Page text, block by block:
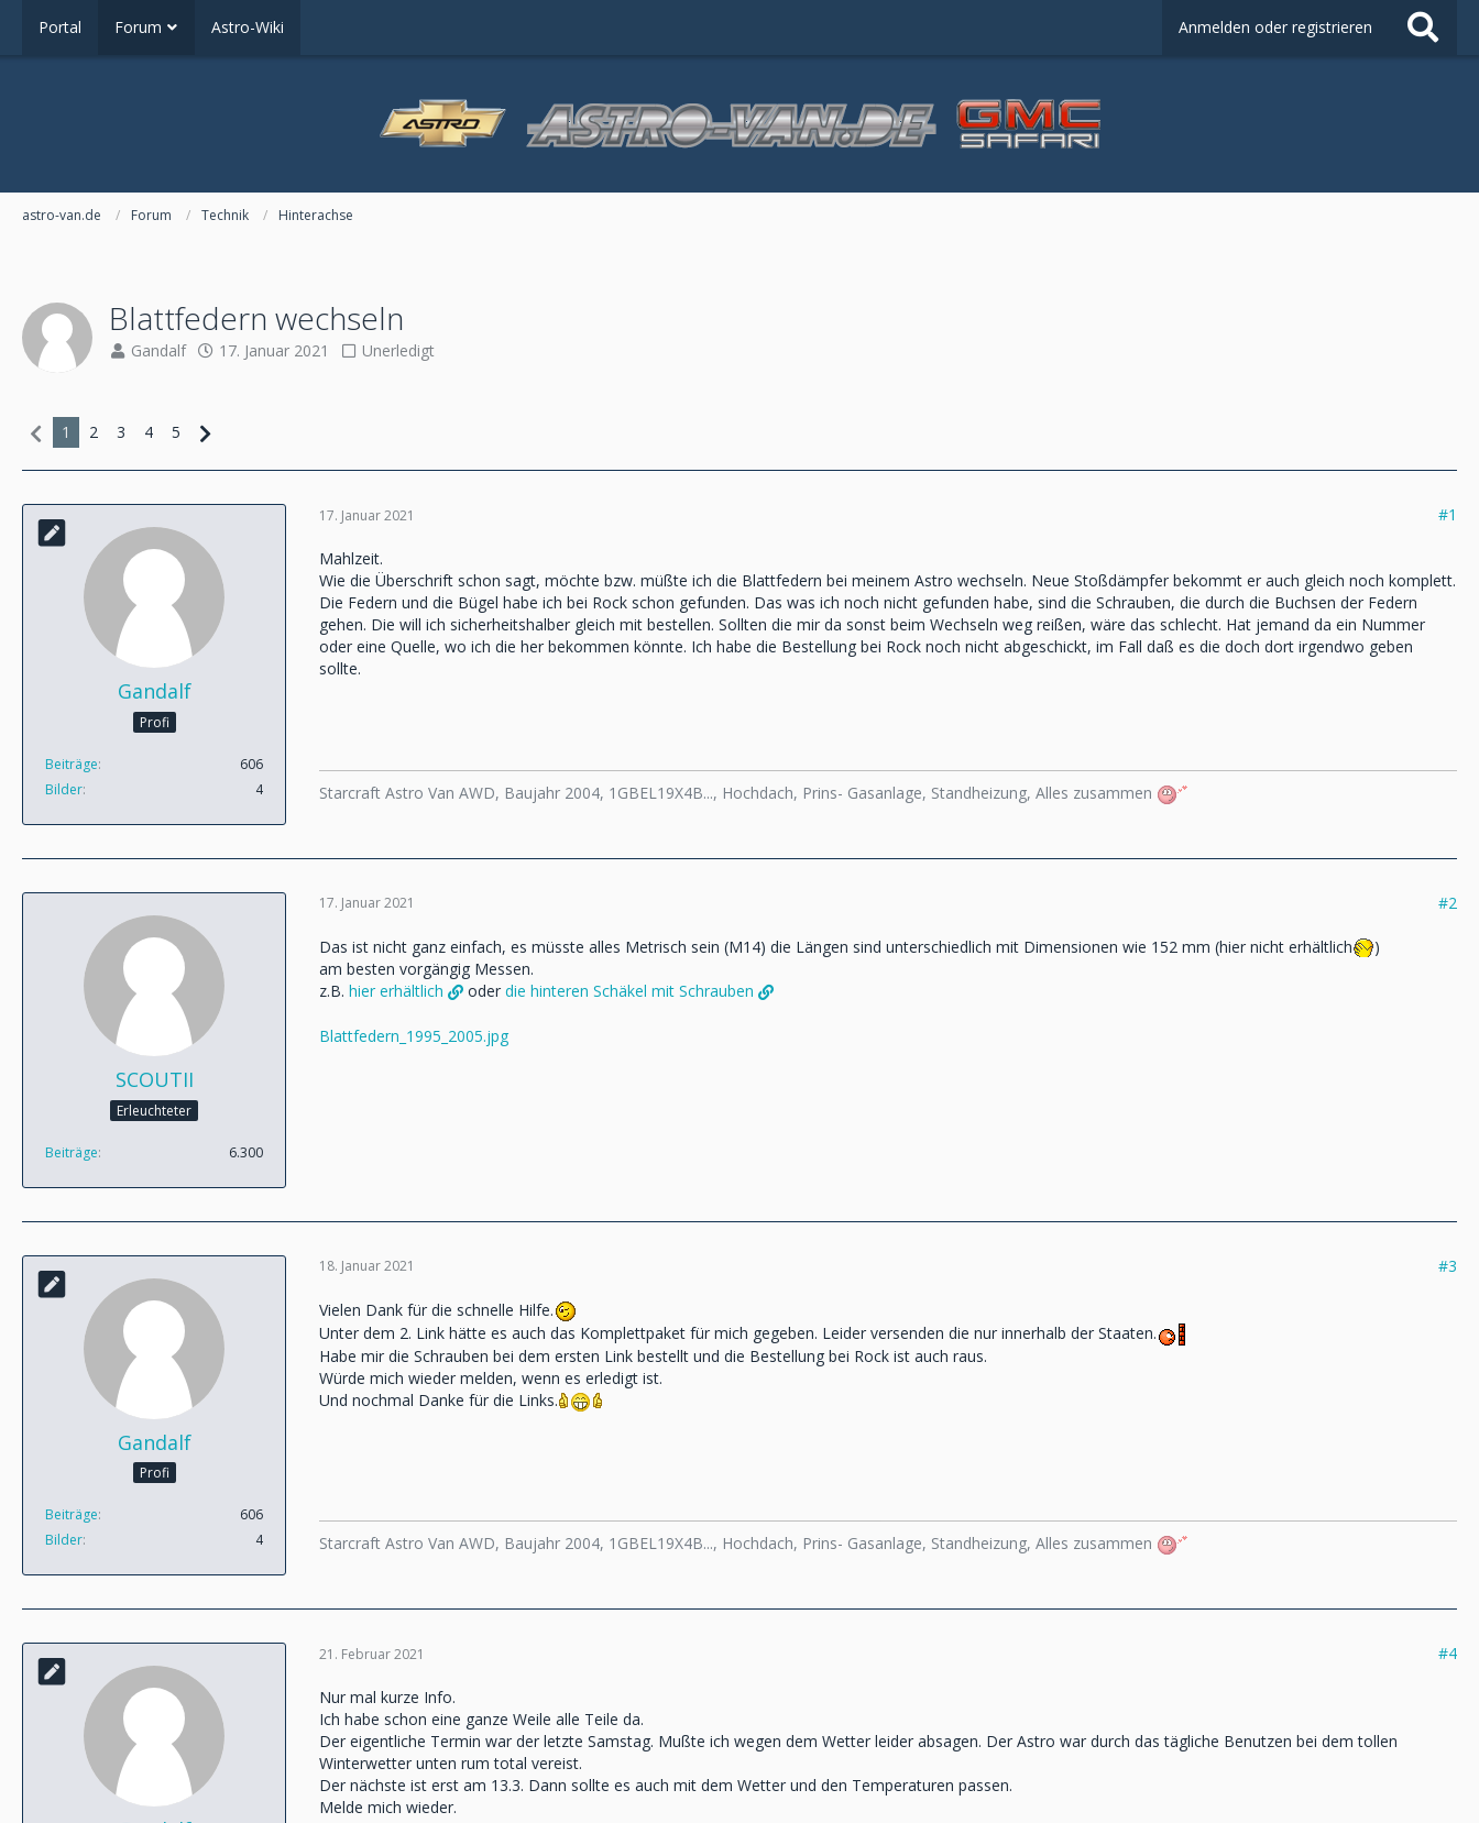
Portal Forum Astro-Wiki Anmelden oder registrieren
astro-van.de Forum Technik Hinterachse
Blattfedern wechseln
Gandalf 17. Januar 2021 Unerledigt
1 2 3 4 5
Gandalf
Profi
Beiträge
606
Bilder
4
17. Januar 2021 #1
Mahlzeit.
Wie die Überschrift schon sagt, möchte bzw. müßte ich die Blattfedern bei meinem Astro wechseln. Neue Stoßdämpfer bekommt er auch gleich noch komplett.
Die Federn und die Bügel habe ich bei Rock schon gefunden. Das was ich noch nicht gefunden habe, sind die Schrauben, die durch die Buchsen der Federn
gehen. Die will ich sicherheitshalber gleich mit bestellen. Sollten die mir da sonst beim Wechseln weg reißen, wäre das schlecht. Hat jemand da ein Nummer
oder eine Quelle, wo ich die her bekommen könnte. Ich habe die Bestellung bei Rock noch nicht abgeschickt, im Fall daß es die doch dort irgendwo geben
sollte.
Starcraft Astro Van AWD, Baujahr 2004, 1GBEL19X4B..., Hochdach, Prins- Gasanlage, Standheizung, Alles zusammen
SCOUTII
Erleuchteter
Beiträge 6.300
17. Januar 2021 #2
Das ist nicht ganz einfach, es müsste alles Metrisch sein (M14) die Längen sind unterschiedlich mit Dimensionen wie 152 mm (hier nicht erhältlich
)
am besten vorgängig Messen.
z.B. hier erhältlich oder die hinteren Schäkel mit Schrauben
Blattfedern_1995_2005.jpg
Gandalf
Profi
Beiträge
606
Bilder
4
18. Januar 2021 #3
Vielen Dank für die schnelle Hilfe.
Unter dem 2. Link hätte es auch das Komplettpaket für mich gegeben. Leider versenden die nur innerhalb der Staaten.
Habe mir die Schrauben bei dem ersten Link bestellt und die Bestellung bei Rock ist auch raus.
Würde mich wieder melden, wenn es erledigt ist.
Und nochmal Danke für die Links.
Starcraft Astro Van AWD, Baujahr 2004, 1GBEL19X4B..., Hochdach, Prins- Gasanlage, Standheizung, Alles zusammen
21. Februar 2021 #4
Nur mal kurze Info.
Ich habe schon eine ganze Weile alle Teile da.
Der eigentliche Termin war der letzte Samstag. Mußte ich wegen dem Wetter leider absagen. Der Astro war durch das tägliche Benutzen bei dem tollen
Winterwetter unten rum total vereist.
Der nächste ist erst am 13.3. Dann sollte es auch mit dem Wetter und den Temperaturen passen.
Melde mich wieder.